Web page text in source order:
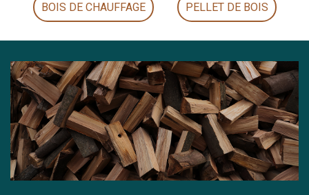
BOIS DE CHAUFFAGE PELLET DE BOIS